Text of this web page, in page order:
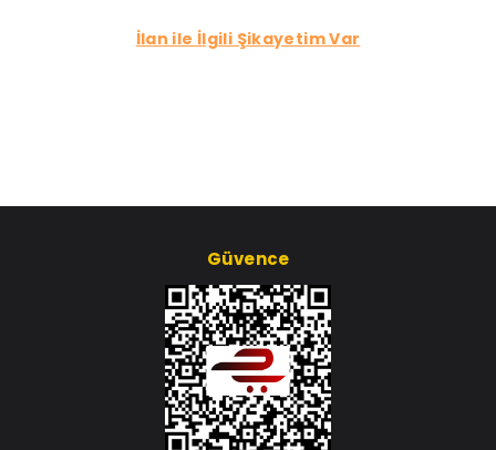
İlan ile İlgili Şikayetim Var
Güvence